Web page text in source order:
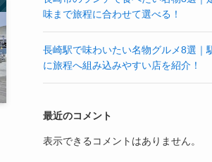
味まで旅程に合わせて選べる！
長崎駅で味わいたい名物グルメ8選｜
に旅程へ組み込みやすい店を紹介！
最近のコメント
表示できるコメントはありません。